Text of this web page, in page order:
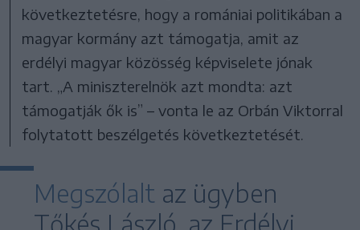
következtetésre, hogy a romániai politikában a
magyar kormány azt támogatja, amit az
erdélyi magyar közösség képviselete jónak
tart. „A miniszterelnök azt mondta: azt
támogatják ők is” – vonta le az Orbán Viktorral
folytatott beszélgetés következtetését.
Megszólalt az ügyben
Tőkés László, az Erdélyi